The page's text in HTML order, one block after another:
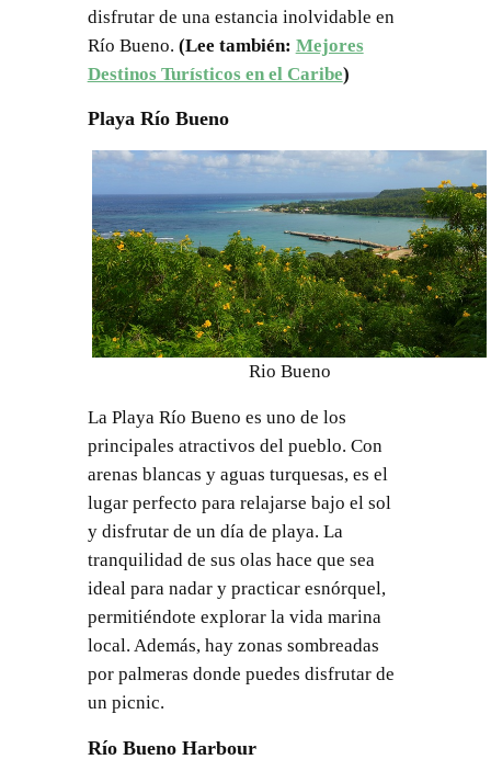
disfrutar de una estancia inolvidable en
Río Bueno. (Lee también: Mejores
Destinos Turísticos en el Caribe)
Playa Río Bueno
Rio Bueno
La Playa Río Bueno es uno de los
principales atractivos del pueblo. Con
arenas blancas y aguas turquesas, es el
lugar perfecto para relajarse bajo el sol
y disfrutar de un día de playa. La
tranquilidad de sus olas hace que sea
ideal para nadar y practicar esnórquel,
permitiéndote explorar la vida marina
local. Además, hay zonas sombreadas
por palmeras donde puedes disfrutar de
un picnic.
Río Bueno Harbour